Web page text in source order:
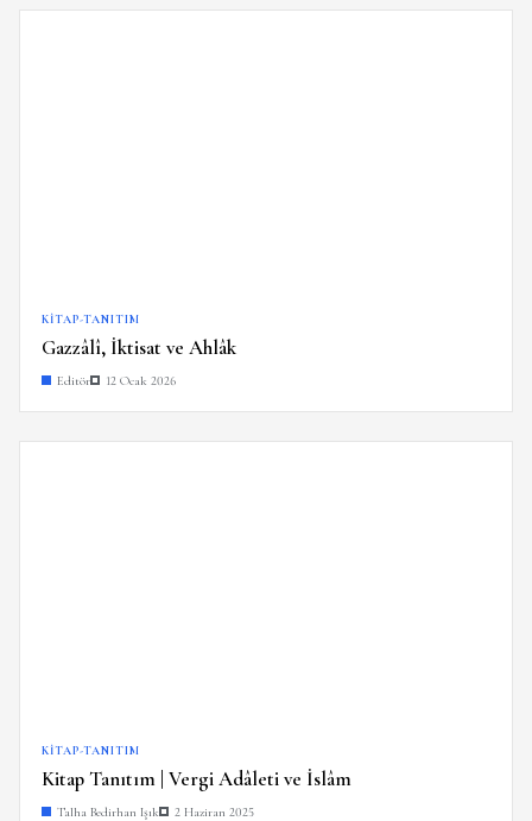
KITAP-TANITIM
Gazzâlî, İktisat ve Ahlâk
Editör 12 Ocak 2026
KITAP-TANITIM
Kitap Tanıtım | Vergi Adâleti ve İslâm
Talha Bedirhan Işık 2 Haziran 2025